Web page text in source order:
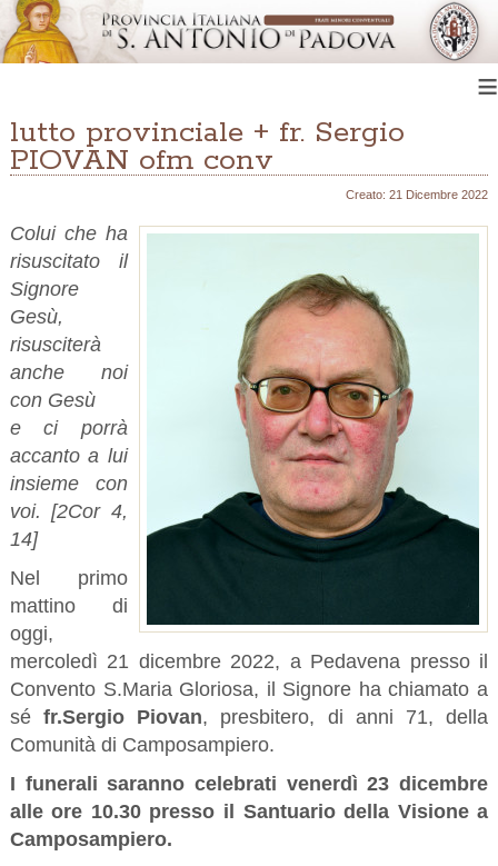
≡
lutto provinciale + fr. Sergio
PIOVAN ofm conv
Creato: 21 Dicembre 2022
Colui che ha
risuscitato il
Signore
Gesù,
risusciterà
anche noi
con Gesù
e ci porrà
accanto a lui
insieme con
voi. [2Cor 4,
14]
Nel primo
mattino di
oggi,
mercoledì 21 dicembre 2022, a Pedavena presso il
Convento S.Maria Gloriosa, il Signore ha chiamato a
séfr.Sergio Piovan, presbitero, di anni 71, della
Comunità di Camposampiero.
I funerali saranno celebrati venerdì 23 dicembre
alle ore 10.30 presso il Santuario della Visione a
Camposampiero.